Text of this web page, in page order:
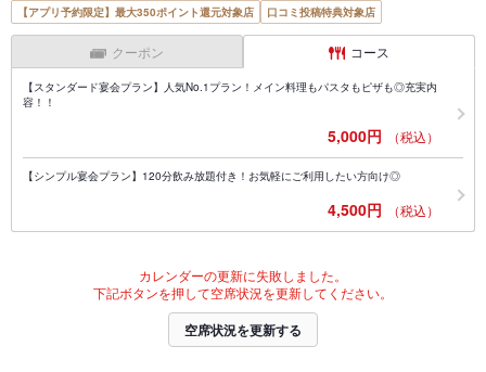
【アプリ予約限定】最大350ポイント還元対象店 口コミ投稿特典対象店
クーポン コース
【スタンダード宴会プラン】人気No.1プラン！メイン料理もパスタもピザも◎充実内
容！！
5,000円 （税込）
【シンプル宴会プラン】120分飲み放題付き！お気軽にご利用したい方向け◎
4,500円 （税込）
カレンダーの更新に失敗しました。
下記ボタンを押して空席状況を更新してください。
空席状況を更新する